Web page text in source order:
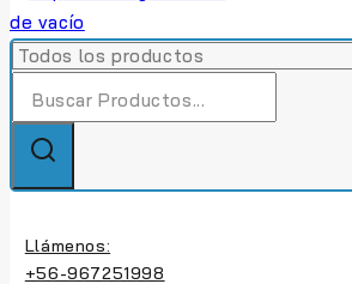
de:
Llámenos:
+56-967251998